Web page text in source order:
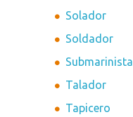
Solador
Soldador
Submarinista
Talador
Tapicero